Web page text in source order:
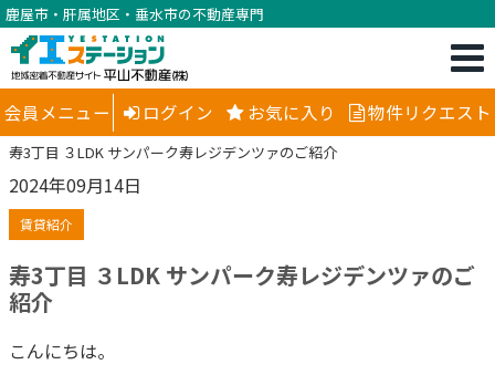
鹿屋市・肝属地区・垂水市の不動産専門
会員メニュー ログイン お気に入り 物件リクエスト
寿3丁目 ３LDK サンパーク寿レジデンツァのご紹介
2024年09月14日
賃貸紹介
寿3丁目 ３LDK サンパーク寿レジデンツァのご
紹介
こんにちは。